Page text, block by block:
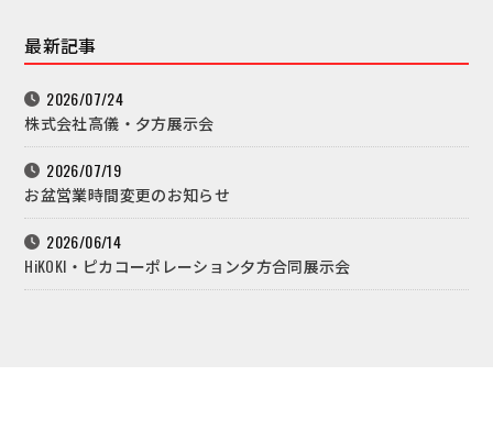
最新記事
2026/07/24
株式会社高儀・夕方展示会
2026/07/19
お盆営業時間変更のお知らせ
2026/06/14
HiKOKI・ピカコーポレーション夕方合同展示会